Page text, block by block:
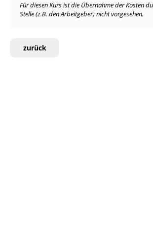
Für diesen Kurs ist die Übernahme der Kosten
Stelle (z.B. den Arbeitgeber) nicht vorgesehen.
zurück